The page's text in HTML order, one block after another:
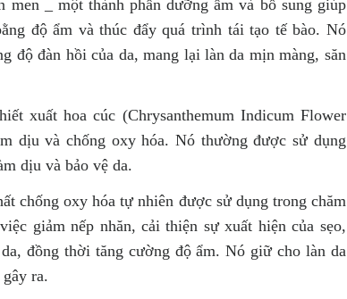
men _ một thành phần dưỡng ẩm và bổ sung giúp
độ ẩm và thúc đẩy quá trình tái tạo tế bào. Nó
độ đàn hồi của da, mang lại làn da mịn màng, săn
xuất hoa cúc (Chrysanthemum Indicum Flower
dịu và chống oxy hóa. Nó thường được sử dụng
dịu và bảo vệ da.
chống oxy hóa tự nhiên được sử dụng trong chăm
giảm nếp nhăn, cải thiện sự xuất hiện của sẹo,
đồng thời tăng cường độ ẩm. Nó giữ cho làn da
ra.